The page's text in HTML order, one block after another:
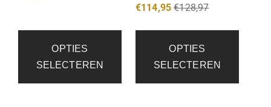
OPTIES
SELECTEREN
€114,95 €128,97
OPTIES
SELECTEREN